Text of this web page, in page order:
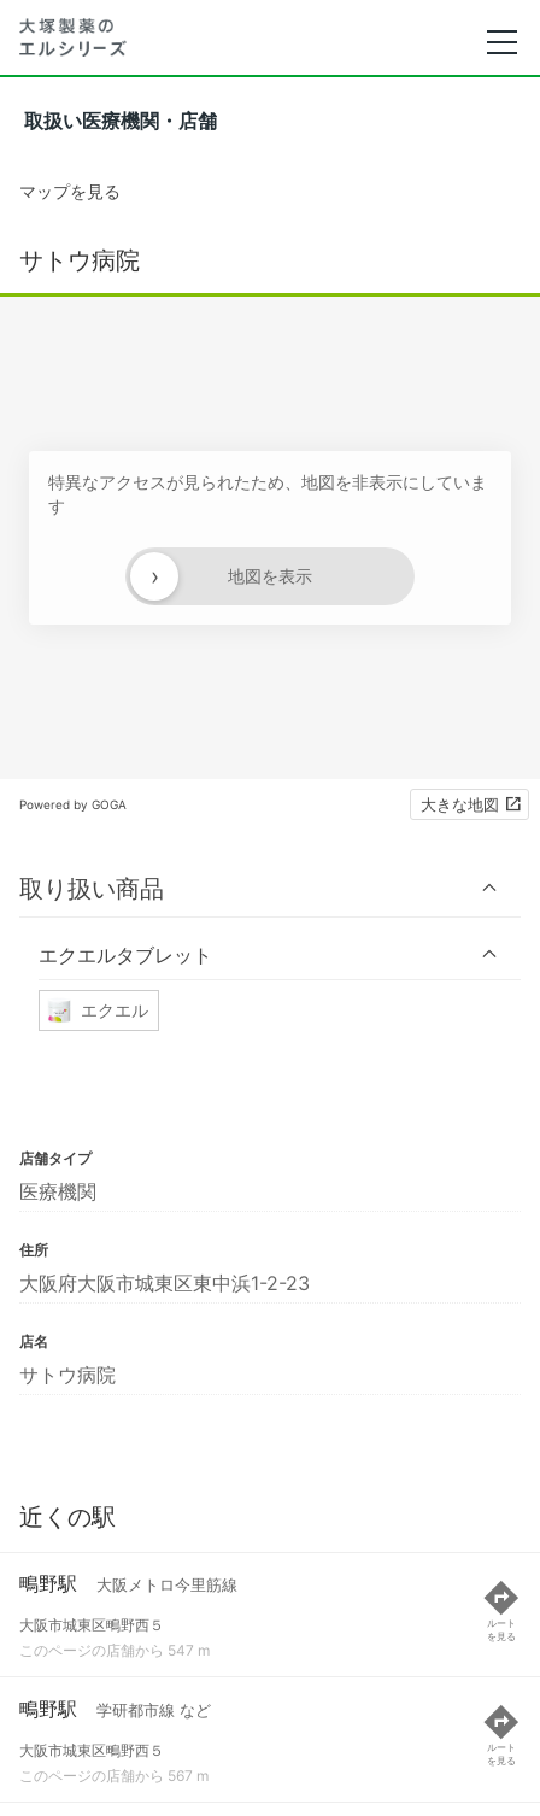
取扱い医療機関・店舗
マップを見る
サトウ病院
特異なアクセスが見られたため、地図を非表示にしていま
す
地図を表示
›
Powered by GOGA 大きな地図
取り扱い商品
エクエルタブレット
エクエル
店舗タイプ
医療機関
住所
大阪府大阪市城東区東中浜1-2-23
店名
サトウ病院
近くの駅
鴫野駅 大阪メトロ今里筋線
大阪市城東区鴫野西５
このページの店舗から 547 m
ルート
を見る
鴫野駅 学研都市線 など
大阪市城東区鴫野西５
このページの店舗から 567 m
ルート
を見る